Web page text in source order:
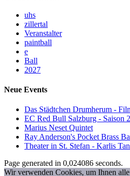
uhs
zillertal
Veranstalter
paintball
e
Ball
2027
Neue Events
Das Städtchen Drumherum -
EC Red Bull Salzburg - Saison
Marius Neset Quintet
Ray Anderson's Pocket Brass
Theater in St. Stefan - Karlis
Page generated in 0,024086 seconds.
Wir verwenden Cookies, um Ihnen